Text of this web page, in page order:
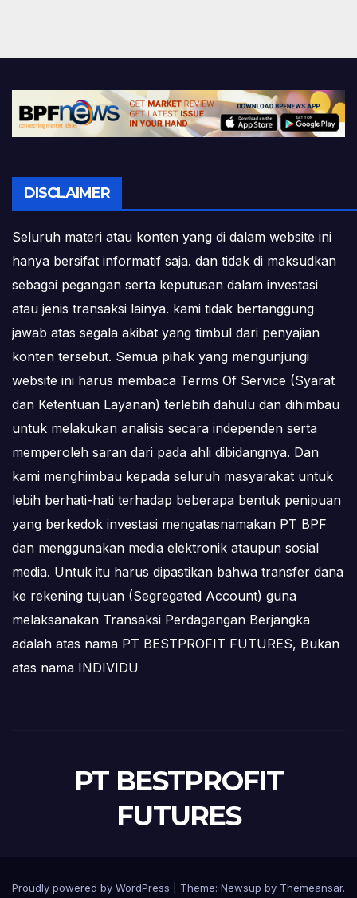
DISCLAIMER
Seluruh materi atau konten yang di dalam website ini
hanya bersifat informatif saja. dan tidak di maksudkan
sebagai pegangan serta keputusan dalam investasi
atau jenis transaksi lainya. kami tidak bertanggung
jawab atas segala akibat yang timbul dari penyajian
konten tersebut. Semua pihak yang mengunjungi
website ini harus membaca Terms Of Service (Syarat
dan Ketentuan Layanan) terlebih dahulu dan dihimbau
untuk melakukan analisis secara independen serta
memperoleh saran dari pada ahli dibidangnya. Dan
kami menghimbau kepada seluruh masyarakat untuk
lebih berhati-hati terhadap beberapa bentuk penipuan
yang berkedok investasi mengatasnamakan PT BPF
dan menggunakan media elektronik ataupun sosial
media. Untuk itu harus dipastikan bahwa transfer dana
ke rekening tujuan (Segregated Account) guna
melaksanakan Transaksi Perdagangan Berjangka
adalah atas nama PT BESTPROFIT FUTURES, Bukan
atas nama INDIVIDU
PT BESTPROFIT
FUTURES
Proudly powered by WordPress Theme: Newsup by Themeansar.